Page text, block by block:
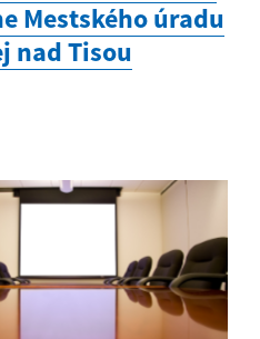
Mestského úradu
nad Tisou